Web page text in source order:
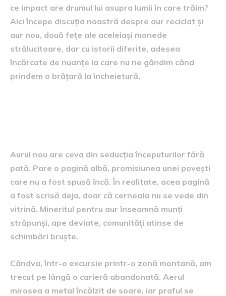
ce impact are drumul lui asupra lumii în care trăim?
Aici începe discuția noastră despre aur reciclat și
aur nou, două fețe ale aceleiași monede
strălucitoare, dar cu istorii diferite, adesea
încărcate de nuanțe la care nu ne gândim când
prindem o brățară la încheietură.
Aurul nou are ceva din seducția începuturilor fără
pată. Pare o pagină albă, promisiunea unei povești
care nu a fost spusă încă. În realitate, acea pagină
a fost scrisă deja, doar că cerneala nu se vede din
vitrină. Mineritul pentru aur înseamnă munți
străpunși, ape deviate, comunități atinse de
schimbări bruște.
Cândva, într-o excursie printr-o zonă montană, am
trecut pe lângă o carieră abandonată. Aerul
mirosea a metal încălzit de soare, iar praful se